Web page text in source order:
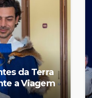
da Terra
a Viagem